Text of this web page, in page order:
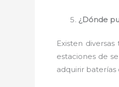
¿Dónde
Existen
estaciones de
adquirir baterías